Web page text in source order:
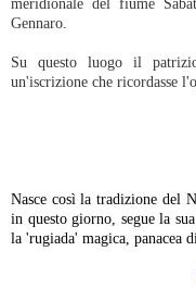
meridionale del fiume
Gennaro.
Su questo luogo il
un'iscrizione che ricordasse
Nasce così la tradizione del
in questo giorno, segue la
la 'rugiada' magica,